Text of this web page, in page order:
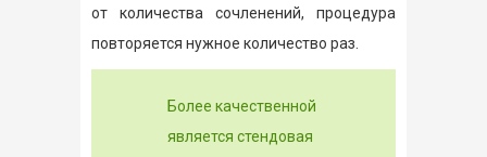
от количества сочленений, процедура
повторяется нужное количество раз.
Более качественной
является стендовая